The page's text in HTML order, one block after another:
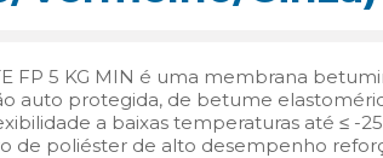
FP 5 KG MIN é uma membrana
auto protegida, de betume
a baixas temperaturas até ≤ -25
de poliéster de alto desempenho